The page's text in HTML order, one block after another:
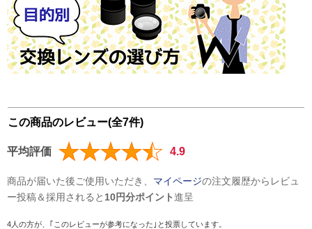
この商品のレビュー(全7件)
平均評価 4.9
商品が届いた後ご使用いただき、 マイページの注文履歴からレビュ
ー投稿＆採用されると 10円分ポイント進呈
4人の方が、｢このレビューが参考になった｣と投票しています。